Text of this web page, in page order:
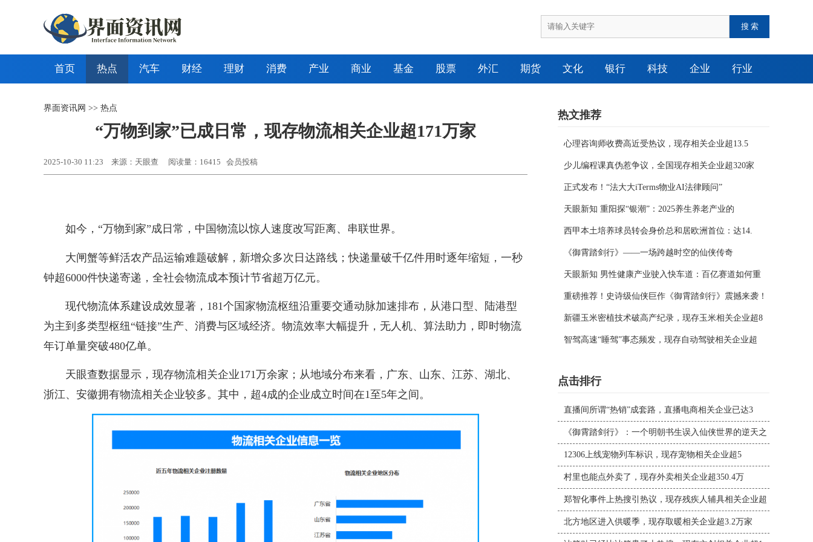
首页 热点 汽车 财经 理财 消费 产业 商业 基金 股票 外汇 期货 文化 银行 科技 企业 行业
界面资讯网 >> 热点
“万物到家”已成日常，现存物流相关企业超171万家
2025-10-30 11:23 来源：天眼查 阅读量：16415 会员投稿
如今，“万物到家”成日常，中国物流以惊人速度改写距离、串联世界。
大闸蟹等鲜活农产品运输难题破解，新增众多次日达路线；快递量破千亿件用时逐年缩短，一秒
钟超6000件快递寄递，全社会物流成本预计节省超万亿元。
现代物流体系建设成效显著，181个国家物流枢纽沿重要交通动脉加速排布，从港口型、陆港型
为主到多类型枢纽“链接”生产、消费与区域经济。物流效率大幅提升，无人机、算法助力，即时物流
年订单量突破480亿单。
天眼查数据显示，现存物流相关企业171万余家；从地域分布来看，广东、山东、江苏、湖北、
浙江、安徽拥有物流相关企业较多。其中，超4成的企业成立时间在1至5年之间。
热文推荐
心理咨询师收费高近受热议，现存相关企业超13.5
少儿编程课真伪惹争议，全国现存相关企业超320家
正式发布！“法大大iTerms物业AI法律顾问”
天眼新知 重阳探“银潮”：2025养生养老产业的
西甲本土培养球员转会身价总和居欧洲首位：达14.
《御霄踏剑行》——一场跨越时空的仙侠传奇
天眼新知 男性健康产业驶入快车道：百亿赛道如何重
重磅推荐！史诗级仙侠巨作《御霄踏剑行》震撼来袭！
新疆玉米密植技术破高产纪录，现存玉米相关企业超8
智驾高速“睡驾”事态频发，现存自动驾驶相关企业超
点击排行
直播间所谓“热销”成套路，直播电商相关企业已达3
《御霄踏剑行》：一个明朝书生误入仙侠世界的逆天之
12306上线宠物列车标识，现存宠物相关企业超5
村里也能点外卖了，现存外卖相关企业超350.4万
郑智化事件上热搜引热议，现存残疾人辅具相关企业超
北方地区进入供暖季，现存取暖相关企业超3.2万家